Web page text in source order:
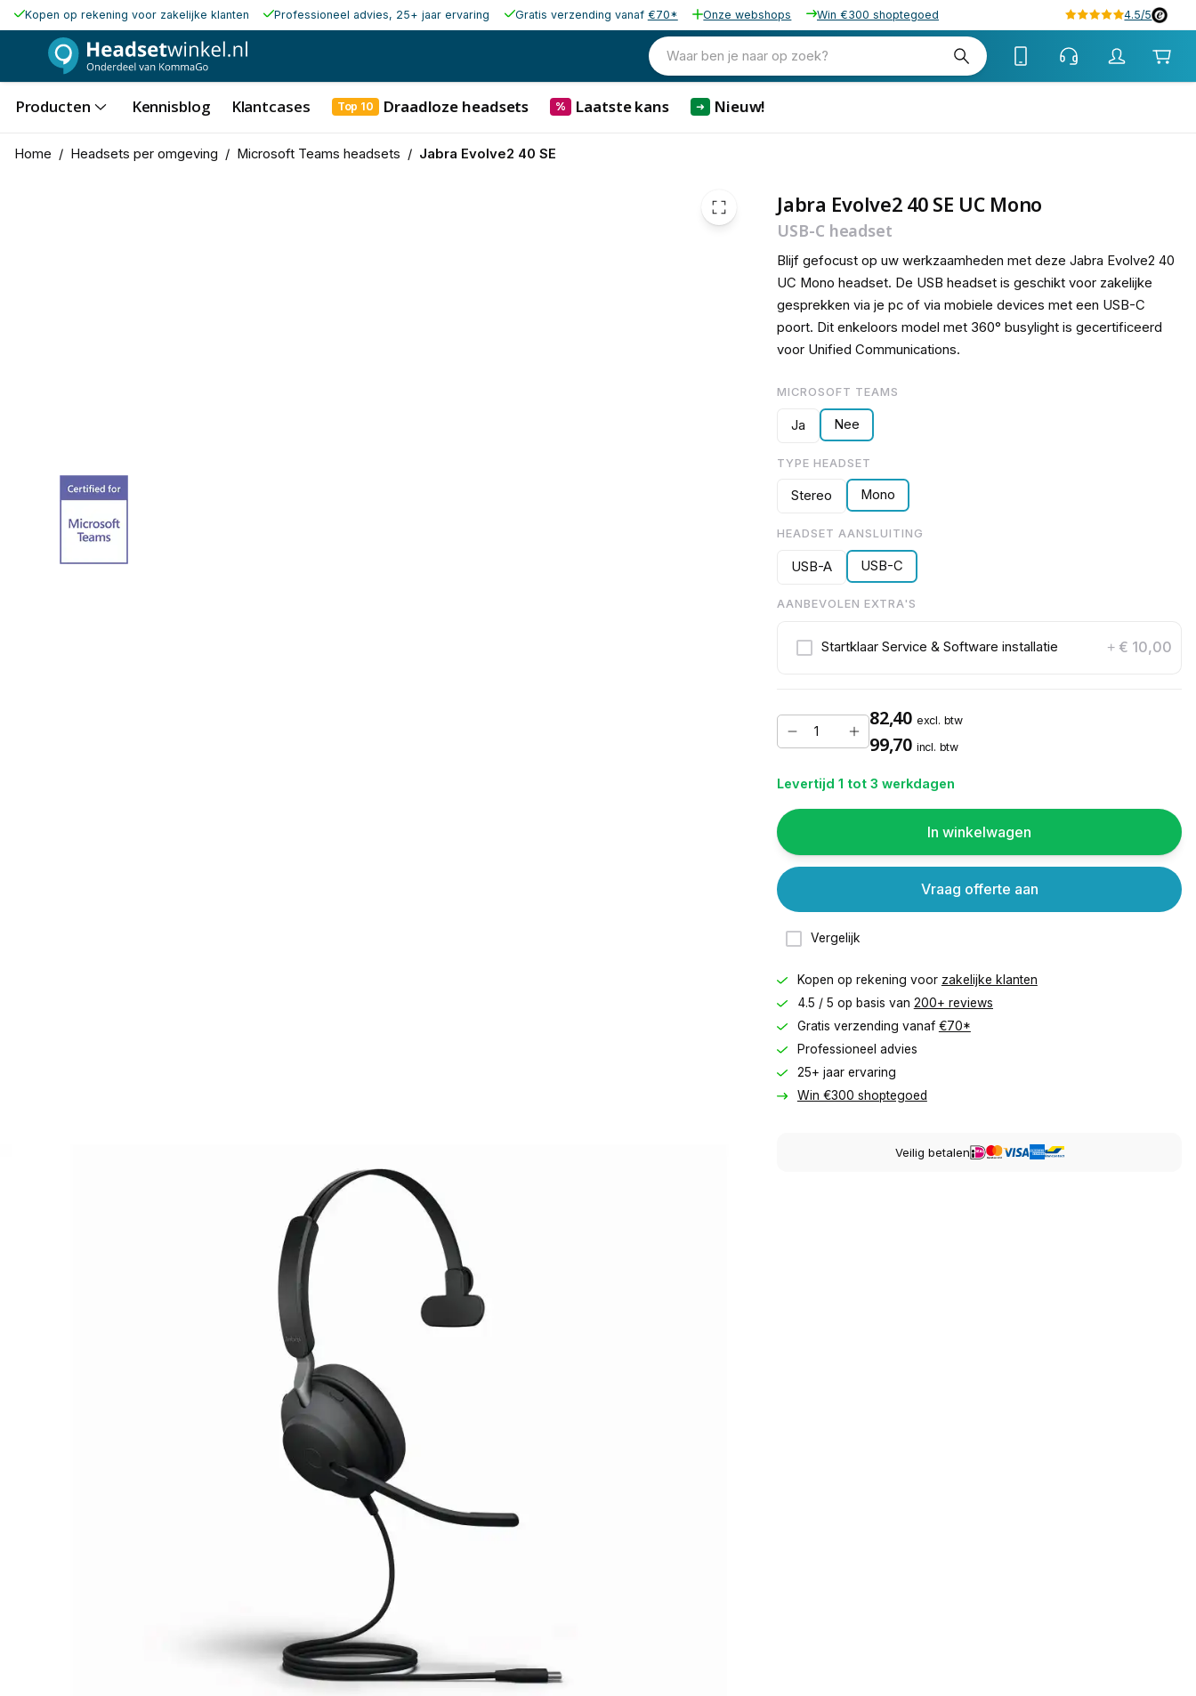
Kopen op rekening voor zakelijke klanten Professioneel advies, 25+ jaar ervaring Gratis verzending vanaf €70* Onze webshops Win €300 shoptegoed 4.5/5
Waar ben je naar op zoek?
Producten Kennisblog Klantcases Top 10 Draadloze headsets % Laatste kans ➜ Nieuw!
Home / Headsets per omgeving / Microsoft Teams headsets / Jabra Evolve2 40 SE
Jabra Evolve2 40 SE UC Mono
USB-C headset
Blijf gefocust op uw werkzaamheden met deze Jabra Evolve2 40
UC Mono headset. De USB headset is geschikt voor zakelijke
gesprekken via je pc of via mobiele devices met een USB-C
poort. Dit enkeloors model met 360° busylight is gecertificeerd
voor Unified Communications.
MICROSOFT TEAMS
Ja Nee
TYPE HEADSET
Stereo Mono
HEADSET AANSLUITING
USB-A USB-C
AANBEVOLEN EXTRA'S
Startklaar Service & Software installatie + € 10,00
82,40 excl. btw
99,70 incl. btw
Levertijd 1 tot 3 werkdagen
In winkelwagen
Vergelijk
Vraag offerte aan
Kopen op rekening voor zakelijke klanten
4.5 / 5 op basis van 200+ reviews
Gratis verzending vanaf €70*
Professioneel advies
25+ jaar ervaring
Win €300 shoptegoed
Veilig betalen
€ 93,78